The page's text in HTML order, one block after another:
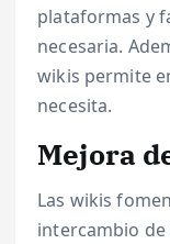
plataformas y
necesaria.
wikis permite
necesita.
Mejora
Las wikis
intercambio